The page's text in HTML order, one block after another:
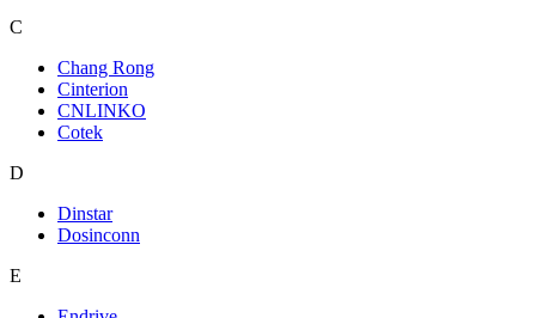
C
Chang Rong
Cinterion
CNLINKO
Cotek
D
Dinstar
Dosinconn
E